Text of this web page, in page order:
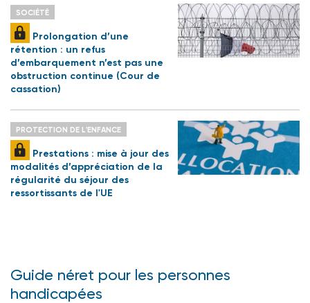
SOCIÉTÉ
Prolongation d’une
rétention : un refus
d’embarquement n’est pas une
obstruction continue (Cour de
cassation)
PROTECTION DE L'ENFANCE
Prestations : mise à jour des
modalités d’appréciation de la
régularité du séjour des
ressortissants de l'UE
Guide néret pour les personnes
handicapées